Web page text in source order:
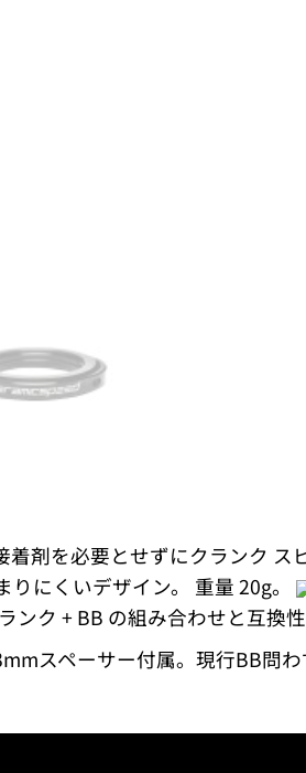
着剤を必要とせずにクランク
にくいデザイン。 重量 20g。
ンク + BB の組み合わせと互換性
スペーサー付属。現行BB問